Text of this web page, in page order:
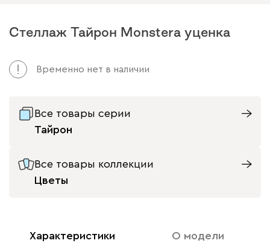
Стеллаж Тайрон Monstera уценка
Временно нет в наличии
Все товары серии
Тайрон
Все товары коллекции
Цветы
Характеристики О модели